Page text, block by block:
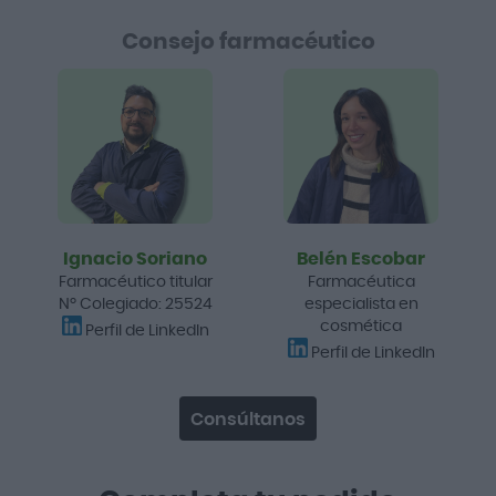
Consejo farmacéutico
Ignacio Soriano
Farmacéutico titular
Nº Colegiado: 25524
Perfil de LinkedIn
Belén Escobar
Farmacéutica
especialista en
cosmética
Perfil de LinkedIn
Consúltanos